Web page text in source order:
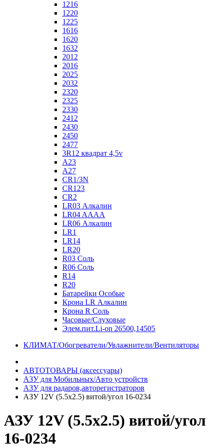
1216
1220
1225
1616
1620
1632
2012
2016
2025
2032
2320
2325
2330
2412
2430
2450
2477
3R12 квадрат 4,5v
A23
A27
CR1/3N
CR123
CR2
LR03 Алкалин
LR04 AAAA
LR06 Алкалин
LR1
LR14
LR20
R03 Соль
R06 Соль
R14
R20
Батарейки Особые
Крона LR Алкалин
Крона R Соль
Часовые/Слуховые
Элем.пит.Li-on 26500,14505
КЛИМАТ/Обогреватели/Увлажнители/Вентиляторы
АВТОТОВАРЫ (аксессуары)
АЗУ для Мобильных/Авто устройств
АЗУ для радаров,авторегистраторов
АЗУ 12V (5.5x2.5) витой/угол 16-0234
АЗУ 12V (5.5x2.5) витой/угол
16-0234